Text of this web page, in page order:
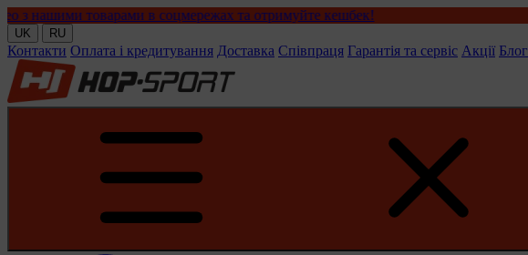
в соцмережах та отримуйте кешбек!
UK RU
Контакти Оплата і кредитування Доставка Співпраця Гарантія та сервіс Акції Блог